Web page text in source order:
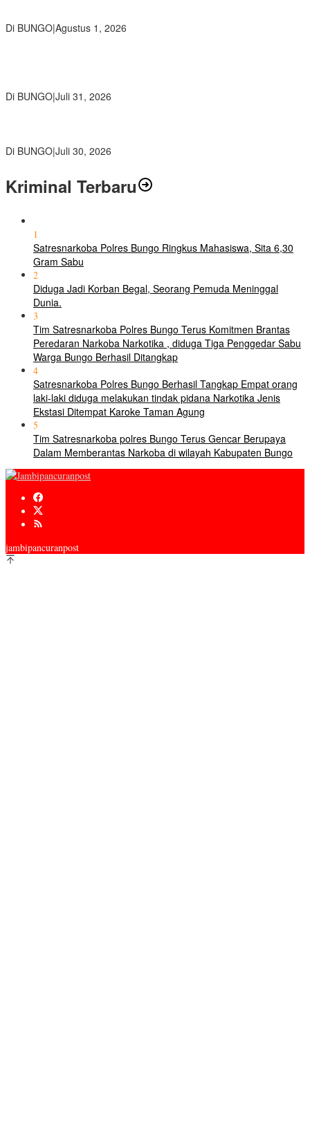
Di BUNGO|Agustus 1, 2026
Di BUNGO|Juli 31, 2026
Di BUNGO|Juli 30, 2026
Kriminal Terbaru
1
Satresnarkoba Polres Bungo Ringkus Mahasiswa, Sita 6,30
Gram Sabu
2
Diduga Jadi Korban Begal, Seorang Pemuda Meninggal
Dunia.
3
Tim Satresnarkoba Polres Bungo Terus Komitmen Brantas
Peredaran Narkoba Narkotika , diduga Tiga Penggedar Sabu
Warga Bungo Berhasil Ditangkap
4
Satresnarkoba Polres Bungo Berhasil Tangkap Empat orang
laki-laki diduga melakukan tindak pidana Narkotika Jenis
Ekstasi Ditempat Karoke Taman Agung
5
Tim Satresnarkoba polres Bungo Terus Gencar Berupaya
Dalam Memberantas Narkoba di wilayah Kabupaten Bungo
jambipancuranpost